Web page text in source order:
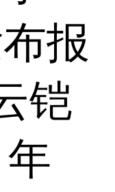
报
铠